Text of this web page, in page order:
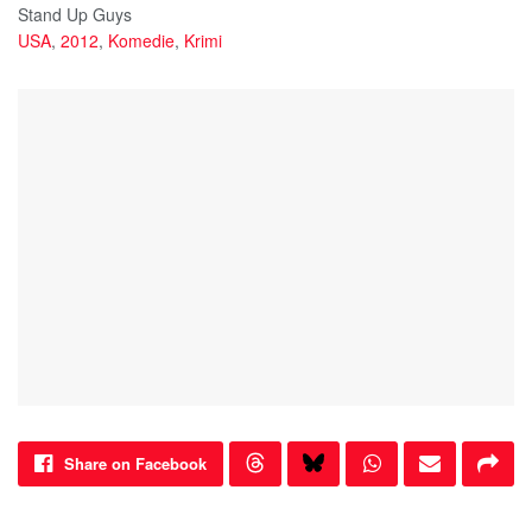
Stand Up Guys
USA, 2012, Komedie, Krimi
Share on Facebook